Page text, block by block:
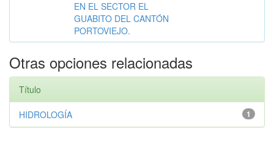
EN EL SECTOR EL
GUABITO DEL CANTÓN
PORTOVIEJO.
Otras opciones relacionadas
Título
1
HIDROLOGÍA